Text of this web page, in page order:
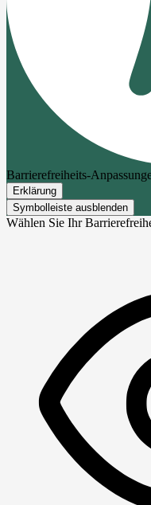
Barrierefreiheits-
Erklärung
Symbolleiste ausblenden
Wählen Sie Ihr